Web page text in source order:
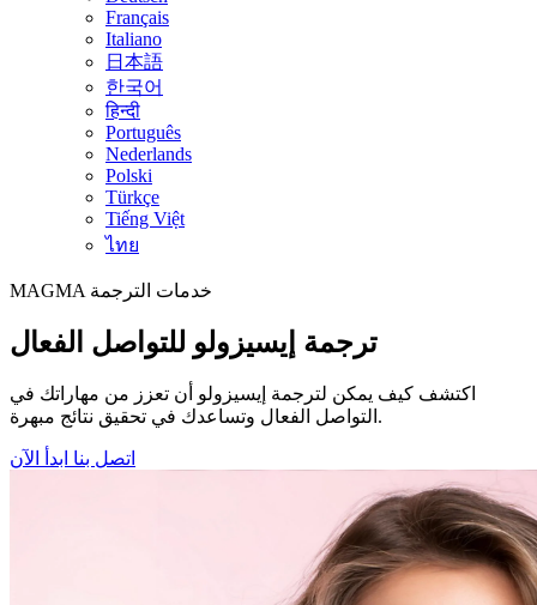
Français
Italiano
日本語
한국어
हिन्दी
Português
Nederlands
Polski
Türkçe
Tiếng Việt
ไทย
MAGMA خدمات الترجمة
ترجمة إيسيزولو للتواصل الفعال
اكتشف كيف يمكن لترجمة إيسيزولو أن تعزز من مهاراتك في
التواصل الفعال وتساعدك في تحقيق نتائج مبهرة.
اتصل بنا ابدأ الآن